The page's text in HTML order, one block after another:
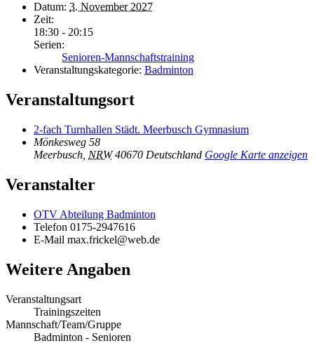
Datum: 3. November 2027
Zeit:
18:30 - 20:15
Serien:
Senioren-Mannschaftstraining
Veranstaltungskategorie: Badminton
Veranstaltungsort
2-fach Turnhallen Städt. Meerbusch Gymnasium
Mönkesweg 58
Meerbusch NRW 40670 Deutschland Google Karte anzeigen
Veranstalter
OTV Abteilung Badminton
Telefon 0175-2947616
E-Mail max.frickel@web.de
Weitere Angaben
Veranstaltungsart
Trainingszeiten
Mannschaft/Team/Gruppe
Badminton - Senioren